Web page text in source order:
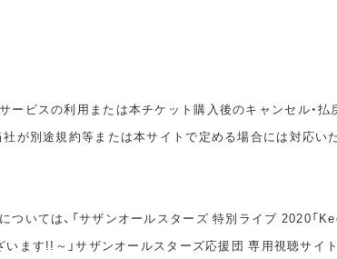
ービスの利用または本チケット購入後のキャンセル・払
社が別途規約等または本サイトで定める場合には対応い
ついては、「サザンオールスターズ 特別ライブ 2020「
います!!～」サザンオールスターズ応援団 専用視聴サ